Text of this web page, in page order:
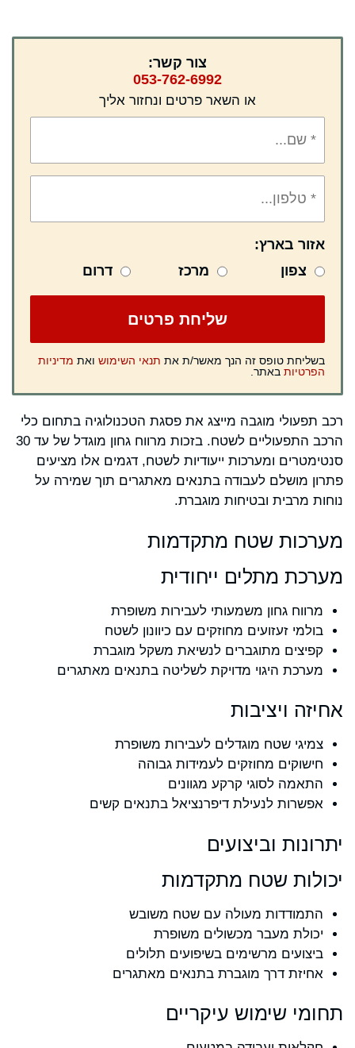
צור קשר:
053-762-6992
או השאר פרטים ונחזור אליך
אזור בארץ:
צפון
מרכז דרום
בשליחת טופס זה הנך מאשר/ת את תנאי השימוש ואת מדיניות
הפרטיות באתר.
רכב תפעולי מוגבה מייצג את פסגת הטכנולוגיה בתחום כלי
הרכב התפעוליים לשטח. בזכות מרווח גחון מוגדל של עד 30
סנטימטרים ומערכות ייעודיות לשטח, דגמים אלו מציעים
פתרון מושלם לעבודה בתנאים מאתגרים תוך שמירה על
נוחות מרבית ובטיחות מוגברת.
מערכות שטח מתקדמות
מערכת מתלים ייחודית
מרווח גחון משמעותי לעבירות משופרת
בולמי זעזועים מחוזקים עם כיוונון לשטח
קפיצים מתוגברים לנשיאת משקל מוגברת
מערכת היגוי מדויקת לשליטה בתנאים מאתגרים
אחיזה ויציבות
צמיגי שטח מוגדלים לעבירות משופרת
חישוקים מחוזקים לעמידות גבוהה
התאמה לסוגי קרקע מגוונים
אפשרות לנעילת דיפרנציאל בתנאים קשים
יתרונות וביצועים
יכולות שטח מתקדמות
התמודדות מעולה עם שטח משובש
יכולת מעבר מכשולים משופרת
ביצועים מרשימים בשיפועים תלולים
אחיזת דרך מוגברת בתנאים מאתגרים
תחומי שימוש עיקריים